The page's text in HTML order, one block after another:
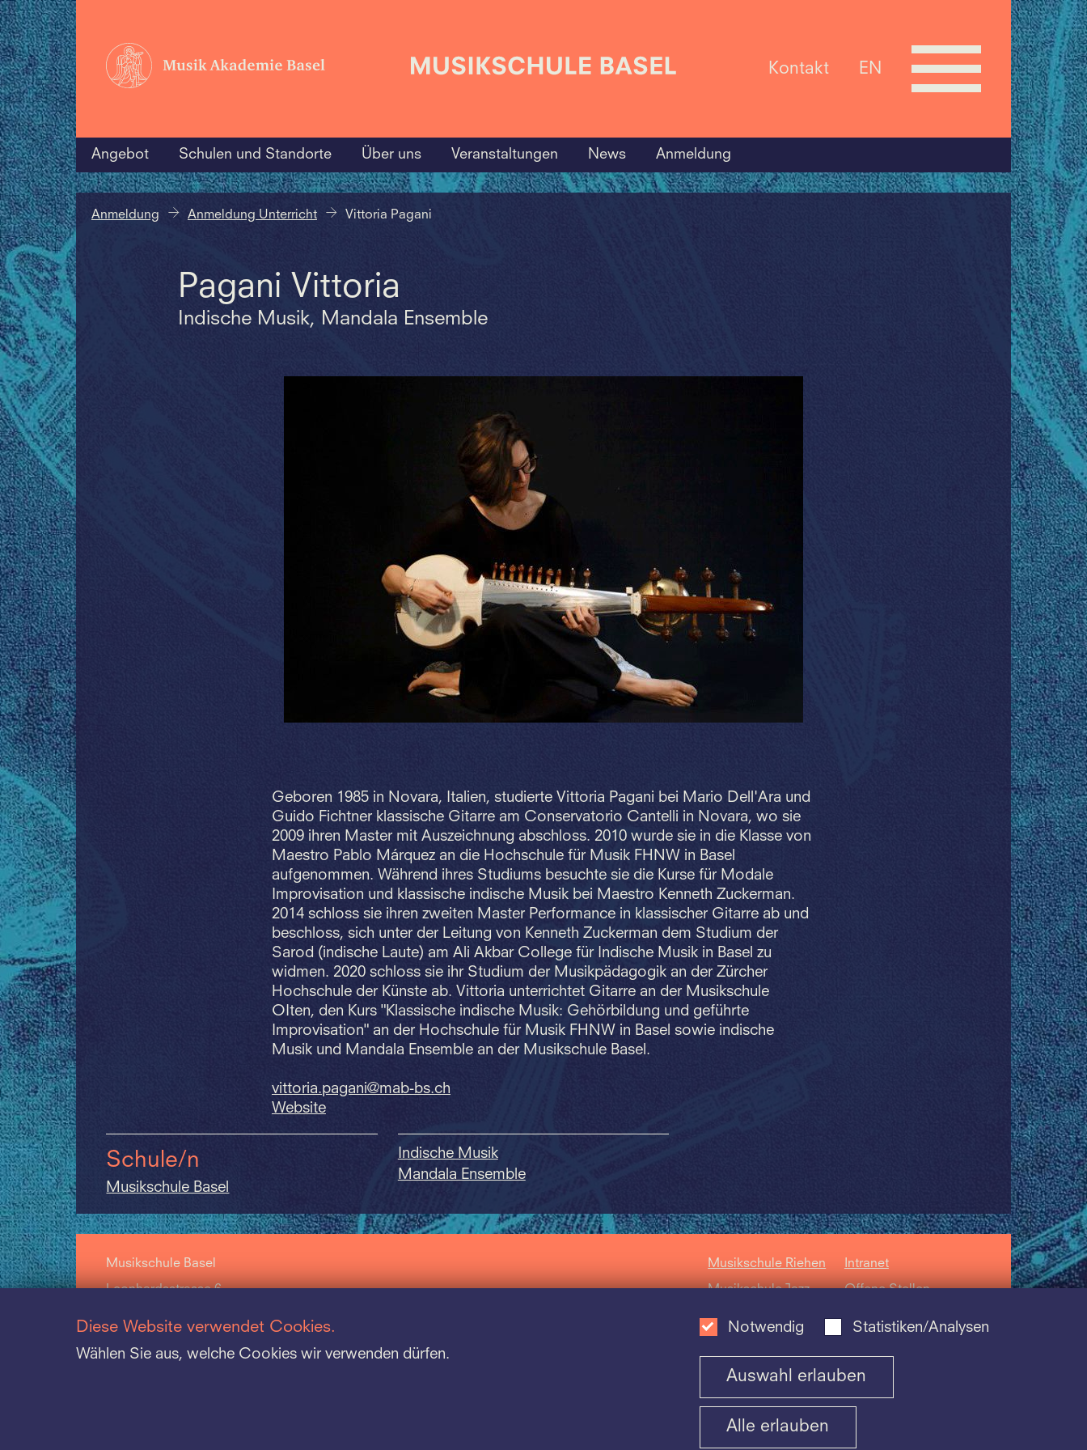
Kontakt EN
Angebot Schulen und Standorte Über uns Veranstaltungen News Anmeldung
Anmeldung Anmeldung Unterricht Vittoria Pagani
Pagani Vittoria
Indische Musik, Mandala Ensemble
Geboren 1985 in Novara, Italien, studierte Vittoria Pagani bei Mario Dell'Ara und
Guido Fichtner klassische Gitarre am Conservatorio Cantelli in Novara, wo sie
2009 ihren Master mit Auszeichnung abschloss. 2010 wurde sie in die Klasse von
Maestro Pablo Márquez an die Hochschule für Musik FHNW in Basel
aufgenommen. Während ihres Studiums besuchte sie die Kurse für Modale
Improvisation und klassische indische Musik bei Maestro Kenneth Zuckerman.
2014 schloss sie ihren zweiten Master Performance in klassischer Gitarre ab und
beschloss, sich unter der Leitung von Kenneth Zuckerman dem Studium der
Sarod (indische Laute) am Ali Akbar College für Indische Musik in Basel zu
widmen. 2020 schloss sie ihr Studium der Musikpädagogik an der Zürcher
Hochschule der Künste ab. Vittoria unterrichtet Gitarre an der Musikschule
OIten, den Kurs "Klassische indische Musik: Gehörbildung und geführte
Improvisation" an der Hochschule für Musik FHNW in Basel sowie indische
Musik und Mandala Ensemble an der Musikschule Basel.
vittoria.pagani@mab-bs.ch
Website
Schule/n
Musikschule Basel
Indische Musik
Mandala Ensemble
Musikschule Basel
Leonhardsstrasse 6
Musikschule Riehen
Musikschule Jazz
Musikschule der
Schola
Cantorum Basiliensis
Intranet
Offene Stellen
Diese Website verwendet Cookies.
Wählen Sie aus, welche Cookies wir verwenden dürfen.
Notwendig Statistiken/Analysen
Auswahl erlauben
Alle erlauben